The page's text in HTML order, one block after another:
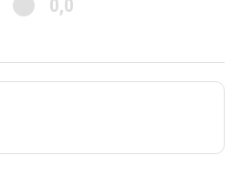
0,0